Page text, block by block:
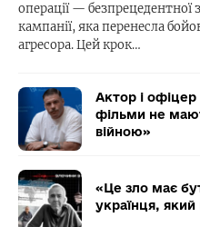
операції —
кампанії, яка перенесла
агресора. Цей крок…
Актор і
фільми не
війною»
«Це зло має
українця,